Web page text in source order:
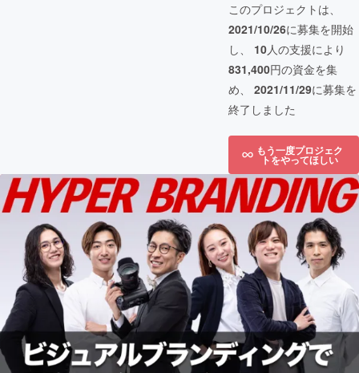
このプロジェクトは、
2021/10/26に募集を開始
し、 10人の支援により
831,400円の資金を集
め、 2021/11/29に募集を
終了しました
もう一度プロジェク
トをやってほしい